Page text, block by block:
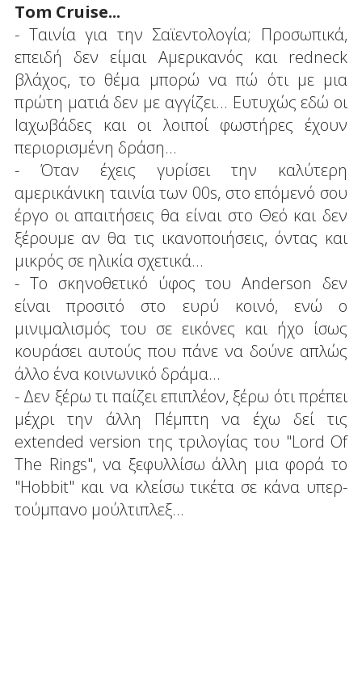
Τοm Cruise...
- Tαινία για την Σαϊεντολογία; Προσωπικά,
επειδή δεν είμαι Αμερικανός και redneck
βλάχος, το θέμα μπορώ να πώ ότι με μια
πρώτη ματιά δεν με αγγίζει... Ευτυχώς εδώ οι
Ιαχωβάδες και οι λοιποί φωστήρες έχουν
περιορισμένη δράση...
- Όταν έχεις γυρίσει την καλύτερη
αμερικάνικη ταινία των 00s, στο επόμενό σου
έργο οι απαιτήσεις θα είναι στο Θεό και δεν
ξέρουμε αν θα τις ικανοποιήσεις, όντας και
μικρός σε ηλικία σχετικά...
- Το σκηνοθετικό ύφος του Anderson δεν
είναι προσιτό στο ευρύ κοινό, ενώ ο
μινιμαλισμός του σε εικόνες και ήχο ίσως
κουράσει αυτούς που πάνε να δούνε απλώς
άλλο ένα κοινωνικό δράμα...
- Δεν ξέρω τι παίζει επιπλέον, ξέρω ότι πρέπει
μέχρι την άλλη Πέμπτη να έχω δεί τις
extended version της τριλογίας του "Lord Of
The Rings", να ξεφυλλίσω άλλη μια φορά το
"Hobbit" και να κλείσω τικέτα σε κάνα υπερ-
τούμπανο μούλτιπλεξ...